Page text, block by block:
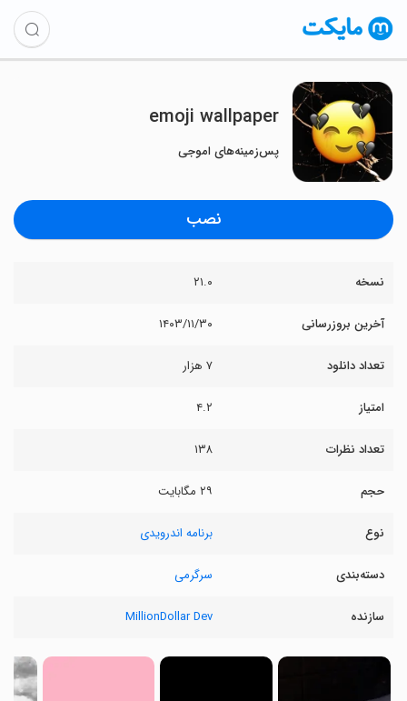
emoji wallpaper
پس‌زمینه‌های اموجی
نصب
نسخه ۲۱.۰
آخرین بروزرسانی ۱۴۰۳/۱۱/۳۰
تعداد دانلود ۷ هزار
امتیاز ۴.۲
تعداد نظرات ۱۳۸
حجم ۲۹ مگابایت
نوع برنامه اندرویدی
دسته‌بندی سرگرمی
سازنده MillionDollar Dev